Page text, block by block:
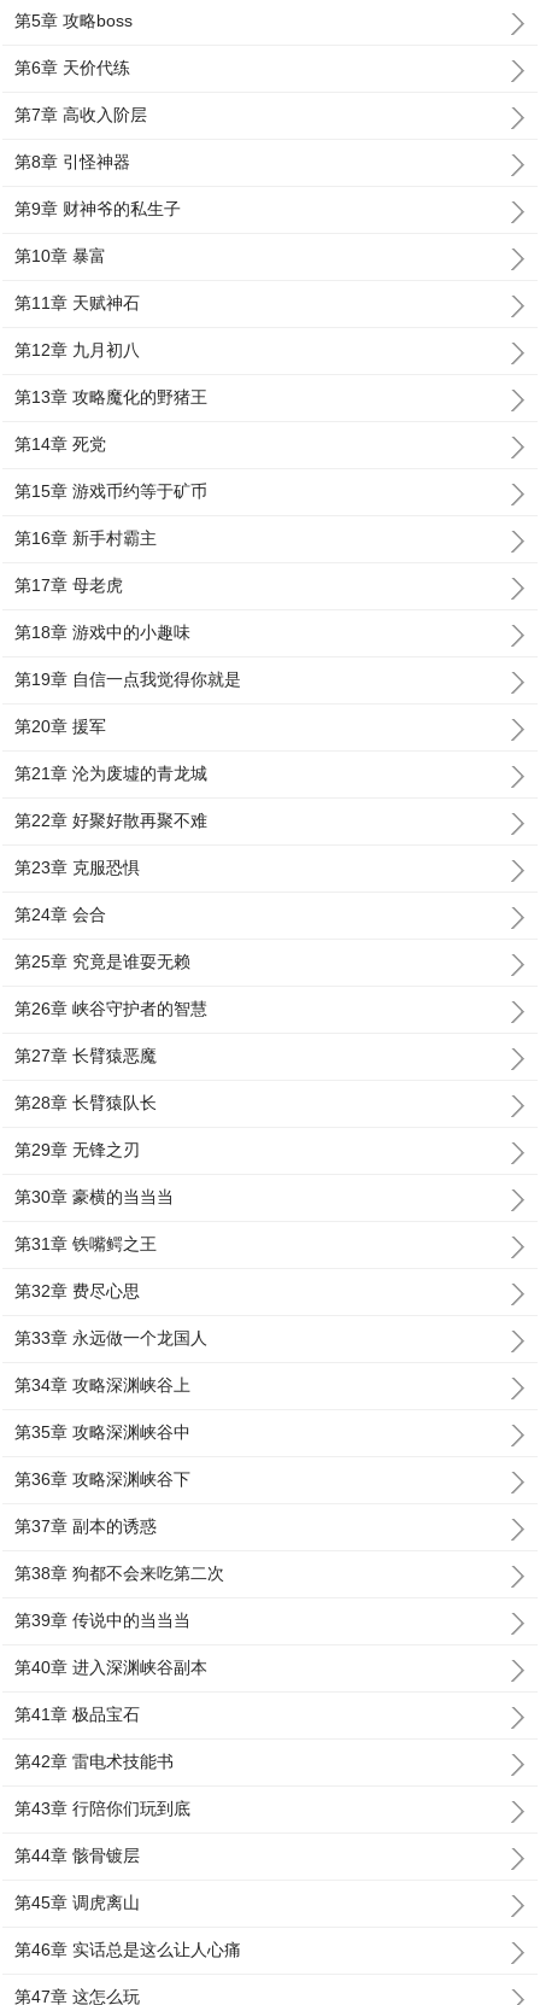
第5章 攻略boss
第6章 天价代练
第7章 高收入阶层
第8章 引怪神器
第9章 财神爷的私生子
第10章 暴富
第11章 天赋神石
第12章 九月初八
第13章 攻略魔化的野猪王
第14章 死党
第15章 游戏币约等于矿币
第16章 新手村霸主
第17章 母老虎
第18章 游戏中的小趣味
第19章 自信一点我觉得你就是
第20章 援军
第21章 沦为废墟的青龙城
第22章 好聚好散再聚不难
第23章 克服恐惧
第24章 会合
第25章 究竟是谁耍无赖
第26章 峡谷守护者的智慧
第27章 长臂猿恶魔
第28章 长臂猿队长
第29章 无锋之刃
第30章 豪横的当当当
第31章 铁嘴鳄之王
第32章 费尽心思
第33章 永远做一个龙国人
第34章 攻略深渊峡谷上
第35章 攻略深渊峡谷中
第36章 攻略深渊峡谷下
第37章 副本的诱惑
第38章 狗都不会来吃第二次
第39章 传说中的当当当
第40章 进入深渊峡谷副本
第41章 极品宝石
第42章 雷电术技能书
第43章 行陪你们玩到底
第44章 骸骨镀层
第45章 调虎离山
第46章 实话总是这么让人心痛
第47章 这怎么玩